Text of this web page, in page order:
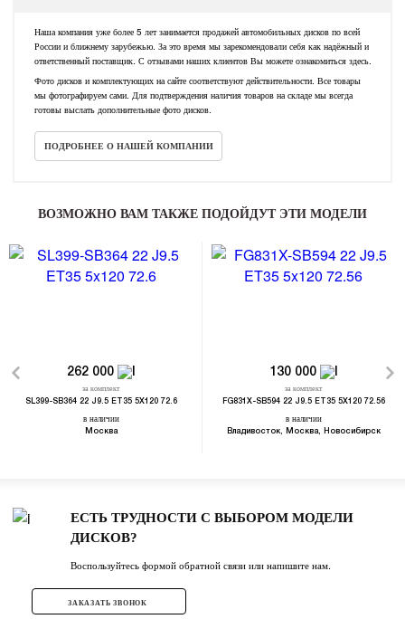
Наша компания уже более 5 лет занимается продажей автомобильных дисков по всей
России и ближнему зарубежью. За это время мы зарекомендовали себя как надёжный и
ответственный поставщик. С отзывами наших клиентов Вы можете ознакомиться здесь.
Фото дисков и комплектующих на сайте соответствуют действительности. Все товары
мы фотографируем сами. Для подтверждения наличия товаров на складе мы всегда
готовы выслать дополнительные фото дисков.
ПОДРОБНЕЕ О НАШЕЙ КОМПАНИИ
ВОЗМОЖНО ВАМ ТАКЖЕ ПОДОЙДУТ ЭТИ МОДЕЛИ
262 000
за комплект
SL399-SB364 22 J9.5 ET35 5X120 72.6
в наличии
Москва
130 000
за комплект
FG831X-SB594 22 J9.5 ET35 5X120 72.56
в наличии
Владивосток, Москва, Новосибирск
ЕСТЬ ТРУДНОСТИ С ВЫБОРОМ МОДЕЛИ
ДИСКОВ?
Воспользуйтесь формой обратной связи или напишите нам.
ЗАКАЗАТЬ ЗВОНОК